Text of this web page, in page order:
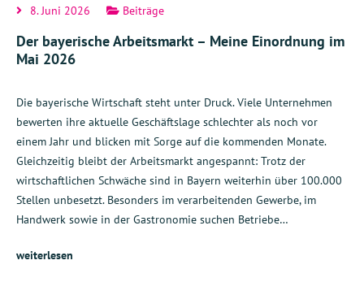
8. Juni 2026 Beiträge
Der bayerische Arbeitsmarkt – Meine Einordnung im
Mai 2026
Die bayerische Wirtschaft steht unter Druck. Viele Unternehmen
bewerten ihre aktuelle Geschäftslage schlechter als noch vor
einem Jahr und blicken mit Sorge auf die kommenden Monate.
Gleichzeitig bleibt der Arbeitsmarkt angespannt: Trotz der
wirtschaftlichen Schwäche sind in Bayern weiterhin über 100.000
Stellen unbesetzt. Besonders im verarbeitenden Gewerbe, im
Handwerk sowie in der Gastronomie suchen Betriebe…
weiterlesen